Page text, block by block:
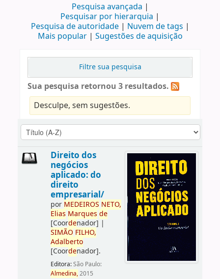
Pesquisa avançada
Pesquisar por hierarquia
Pesquisa de autoridade
Nuvem de tags
Mais popular
Sugestões de aquisição
Filtre sua pesquisa
Sua pesquisa retornou 3 resultados.
Desculpe, sem sugestões.
Direito dos
negócios
aplicado: do
direito
empresarial/
por MEDEIROS NETO,
Elias Marques de
[Coordenador] |
SIMÃO FILHO,
Adalberto
[Coordenador].
Editora:São Paulo:
Almedina,2015